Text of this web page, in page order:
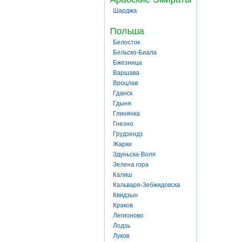
Шарджа
Польша
Белосток
Бельско-Биала
Бжезница
Варшава
Вроцлав
Гданск
Гдыня
Глинянка
Гнезно
Грудзендз
Жарки
Здуньска-Воля
Зелена гора
Калиш
Кальваря-Зебжидовска
Квидзын
Краков
Легионово
Лодзь
Луков